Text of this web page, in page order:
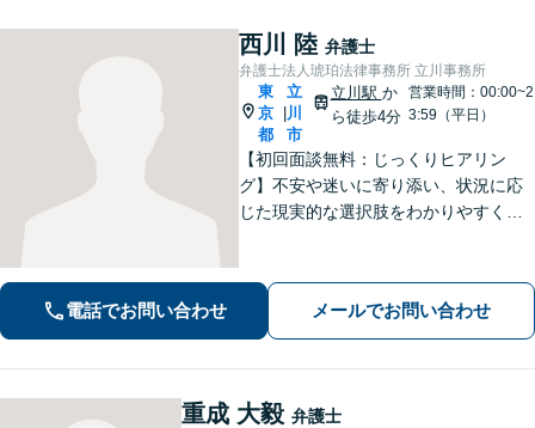
西川 陸 弁護士
弁護士法人琥珀法律事務所 立川事務所
東
京
都
立
川
市
立川駅 か
ら徒歩4分
営業時間：00:00~2
3:59（平日）
【初回面談無料：じっくりヒアリン
グ】不安や迷いに寄り添い、状況に応
じた現実的な選択肢をわかりやすくご
対応】【電話・オンライン面談可】
電話でお問い合わせ メールでお問い合わせ
重成 大毅 弁護士